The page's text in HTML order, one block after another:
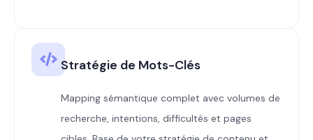
Stratégie de Mots-Clés
Mapping sémantique complet avec volumes de
recherche, intentions, difficultés et pages